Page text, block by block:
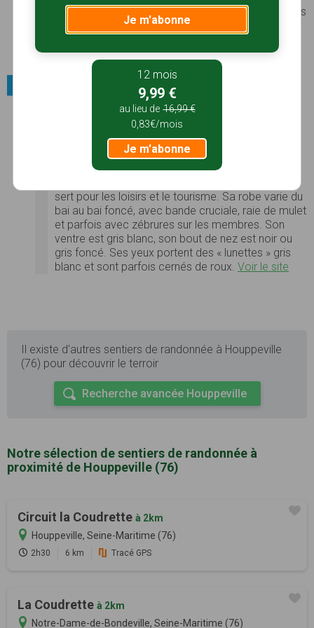
XVIIIème siècle, où l’on trouve également quelques
fleurons de l’architecture locale tels le Vieux Logis
site
Race animale locale / Anes
Âne normand
Petit âne trapu (il mesure généralement entre
1,10 m et 1,25 m) à la physinomie plutôt douce, il
était utilisé autrefois pour le transport des bidons
de lait en Normandie, dans les travaux de
maraîchage et aux fêtes de village ; de nos jours, il
sert pour les loisirs et le tourisme. Sa robe varie du
bai au bai foncé, avec bande cruciale, raie de mulet
et parfois avec zébrures sur les membres. Son
ventre est gris blanc, son bout de nez est noir ou
gris foncé. Ses yeux portent des « lunettes » gris
blanc et sont parfois cernés de roux. Voir le site
Il existe d'autres sentiers de randonnée à Houppeville
(76) pour découvrir le terroir
Recherche avancée Houppeville
Notre sélection de sentiers de randonnée à
proximité de Houppeville (76)
Circuit la Coudrette à 2km
Houppeville, Seine-Maritime (76)
2h30 6 km Tracé GPS
La Coudrette à 2km
Notre-Dame-de-Bondeville, Seine-Maritime (76)
Je m'abonne
12 mois
9,99 €
au lieu de 16,99 €
0,83€/mois
Je m'abonne